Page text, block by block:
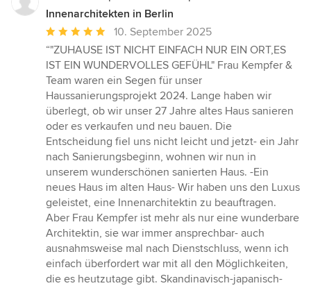
Innenarchitekten in Berlin
Durchschnittliche
Bewertung:
5
von
5
Sternen
10. September 2025
“"ZUHAUSE IST NICHT EINFACH NUR EIN ORT,ES
IST EIN WUNDERVOLLES GEFÜHL" Frau Kempfer &
Team waren ein Segen für unser
Haussanierungsprojekt 2024. Lange haben wir
überlegt, ob wir unser 27 Jahre altes Haus sanieren
oder es verkaufen und neu bauen. Die
Entscheidung fiel uns nicht leicht und jetzt- ein Jahr
nach Sanierungsbeginn, wohnen wir nun in
unserem wunderschönen sanierten Haus. -Ein
neues Haus im alten Haus- Wir haben uns den Luxus
geleistet, eine Innenarchitektin zu beauftragen.
Aber Frau Kempfer ist mehr als nur eine wunderbare
Architektin, sie war immer ansprechbar- auch
ausnahmsweise mal nach Dienstschluss, wenn ich
einfach überfordert war mit all den Möglichkeiten,
die es heutzutage gibt. Skandinavisch-japanisch-